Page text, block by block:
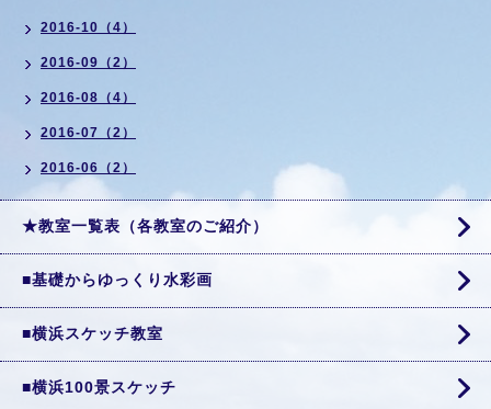
2016-10（4）
2016-09（2）
2016-08（4）
2016-07（2）
2016-06（2）
★教室一覧表（各教室のご紹介）
■基礎からゆっくり水彩画
■横浜スケッチ教室
■横浜100景スケッチ